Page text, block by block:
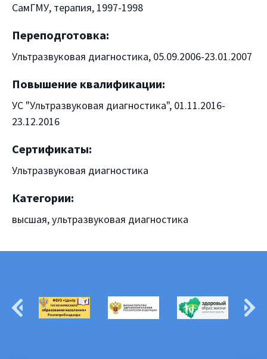
СамГМУ, терапия, 1997-1998
Переподготовка:
Ультразвуковая диагностика, 05.09.2006-23.01.2007
Повышение квалификации:
УС "Ультразвуковая диагностика", 01.11.2016-
23.12.2016
Сертификаты:
Ультразвуковая диагностика
Категории:
высшая, ультразвуковая диагностика